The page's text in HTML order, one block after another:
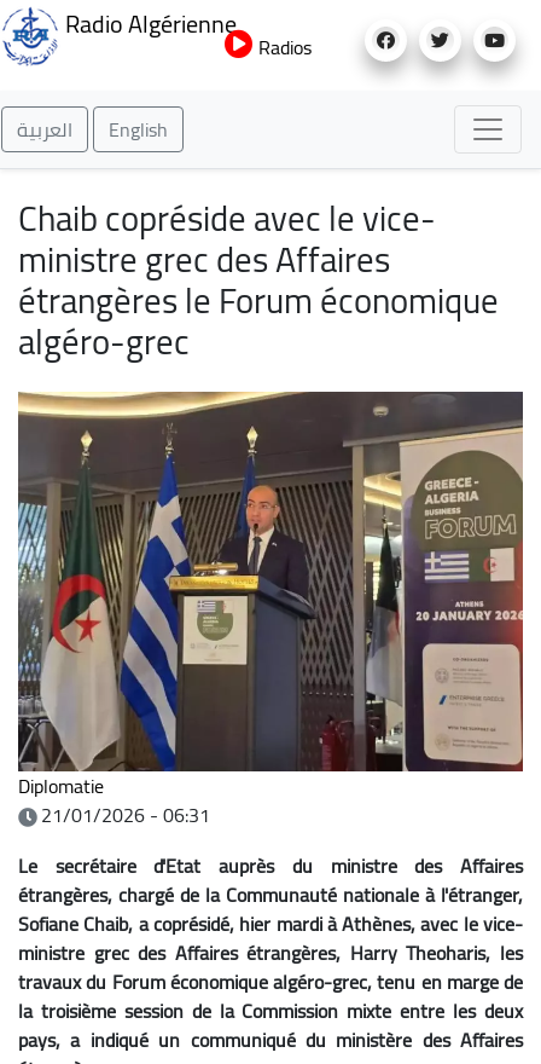
au
Radio Algérienne
Radios
العربية English
Chaib copréside avec le vice-
ministre grec des Affaires
étrangères le Forum économique
algéro-grec
Diplomatie
21/01/2026 - 06:31
Le secrétaire d'Etat auprès du ministre des Affaires
étrangères, chargé de la Communauté nationale à l'étranger,
Sofiane Chaib, a coprésidé, hier mardi à Athènes, avec le vice-
ministre grec des Affaires étrangères, Harry Theoharis, les
travaux du Forum économique algéro-grec, tenu en marge de
la troisième session de la Commission mixte entre les deux
pays, a indiqué un communiqué du ministère des Affaires